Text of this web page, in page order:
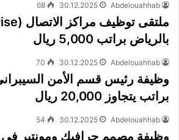
Abdelouahhab
30.12.2025
68
بالرياض براتب 5,000 ريال
Abdelouahhab
30.12.2025
70
وظيفة رئيس قسم الأمن
براتب يتجاوز 20,000 ريال
Abdelouahhab
30.12.2025
54
وظيفة مصمم جرافيك ومونتير في